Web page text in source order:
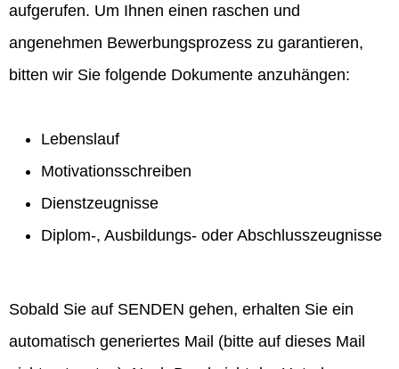
aufgerufen. Um Ihnen einen raschen und
angenehmen Bewerbungsprozess zu garantieren,
bitten wir Sie folgende Dokumente anzuhängen:
Lebenslauf
Motivationsschreiben
Dienstzeugnisse
Diplom-, Ausbildungs- oder Abschlusszeugnisse
Sobald Sie auf SENDEN gehen, erhalten Sie ein
automatisch generiertes Mail (bitte auf dieses Mail